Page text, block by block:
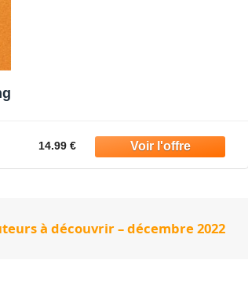
14.99 €
à découvrir – décembre 2022